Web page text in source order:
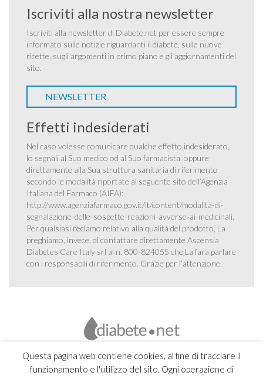
Questa pagina web contiene cookies, al fine di tracciare il
funzionamento e l'utilizzo del sito. Ogni operazione di
Iscriviti alla nostra newsletter
Iscriviti alla newsletter di Diabete.net per essere sempre
informato sulle notizie riguardanti il diabete, sulle nuove
ricette, sugli argomenti in primo piano e gli aggiornamenti del
sito.
NEWSLETTER
Effetti indesiderati
Nel caso volesse comunicare qualche effetto indesiderato,
lo segnali al Suo medico od al Suo farmacista, oppure
direttamente alla Sua struttura sanitaria di riferimento
secondo le modalità riportate al seguente sito dell’Agenzia
Italiana del Farmaco (AIFA):
http://www.agenziafarmaco.gov.it/it/content/modalità-di-
segnalazione-delle-sospette-reazioni-avverse-ai-medicinali.
Per qualsiasi reclamo relativo alla qualità del prodotto, La
preghiamo, invece, di contattare direttamente Ascensia
Diabetes Care Italy srl al n. 800-824055 che La farà parlare
con i responsabili di riferimento. Grazie per l’attenzione.